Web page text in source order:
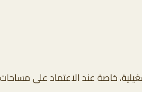
خاصة عند الاعتماد على